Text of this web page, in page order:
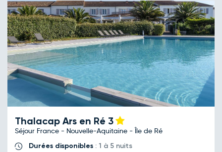
Thalacap Ars en Ré 3
Séjour France - Nouvelle-Aquitaine - Île de Ré
Durées disponibles : 1 à 5 nuits